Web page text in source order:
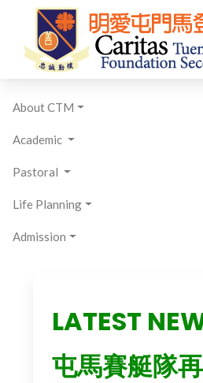
About CTM
Academic
Pastoral
Life Planning
Admission
LATEST
屯馬賽艇隊